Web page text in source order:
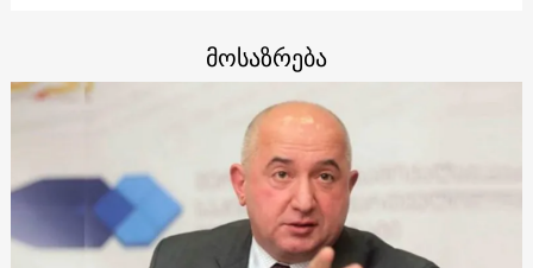
მოსაზრება